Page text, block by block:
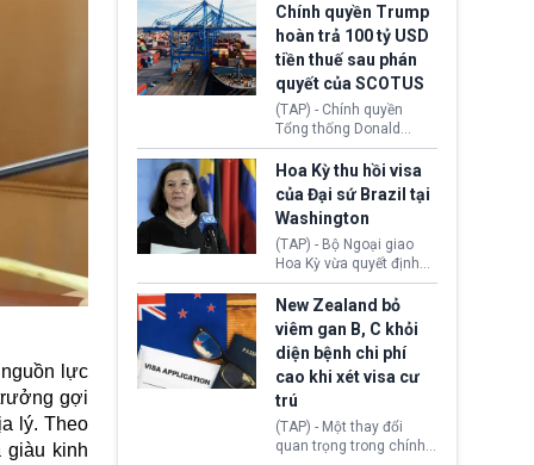
lực
gợi
lý. Theo
giàu kinh
toàn y tế.
tăng lãi suất nếu lạm
phát ở Hoa Kỳ không tiếp
tục giảm trong thời gian
tới.
Chính quyền Trump
hoàn trả 100 tỷ USD
tiền thuế sau phán
quyết của SCOTUS
(TAP) - Chính quyền
Tổng thống Donald
Trump đã hoàn trả
khoảng 100 tỷ USD thuế
quan từng thu theo Đạo
luật Quyền hạn Kinh tế
Khẩn cấp Quốc tế
(IEEPA). Động thái này
diễn ra sau phán quyết
hồi tháng 2 bởi Tòa án
Tối cao Hoa Kỳ
(SCOTUS) khi tuyên bố,
việc áp thuế diện rộng là
hoàn toàn bất hợp pháp.
Hoa Kỳ thu hồi visa
của Đại sứ Brazil tại
Washington
(TAP) - Bộ Ngoại giao
Hoa Kỳ vừa quyết định
thu hồi thị thực (visa)
của bà Maria Luiza
Ribeiro Viotti - Đại sứ
Brazil tại Washington.
Động thái trên diễn ra
trong bối cảnh tranh
chấp ngoại giao giữa
chính quyền Tổng thống
Donald Trump và chính
phủ cánh tả Tổng thống
New Zealand bỏ
viêm gan B, C khỏi
diện bệnh chi phí
cao khi xét visa cư
trú
(TAP) - Một thay đổi
quan trọng trong chính